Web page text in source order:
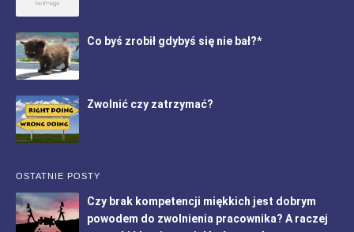
Co byś zrobił gdybyś się nie bał?*
Zwolnić czy zatrzymać?
OSTATNIE POSTY
Czy brak kompetencji miękkich jest dobrym
powodem do zwolnienia pracownika? A raczej